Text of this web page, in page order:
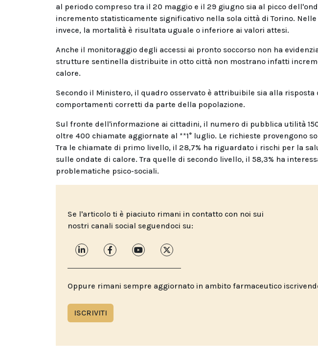
al periodo compreso tra il 20 maggio e il 29 giugno sia al picco
incremento statisticamente significativo nella sola città di Torino.
invece, la mortalità è risultata uguale o inferiore ai valori attesi.
Anche il monitoraggio degli accessi ai pronto soccorso non ha
strutture sentinella distribuite in otto città non mostrano infatti
calore.
Secondo il Ministero, il quadro osservato è attribuibile sia alla
comportamenti corretti da parte della popolazione.
Sul fronte dell'informazione ai cittadini, il numero di pubblica utilità
oltre 400 chiamate aggiornate al **1° luglio. Le richieste provengono
Tra le chiamate di primo livello, il 28,7% ha riguardato i rischi per la
sulle ondate di calore. Tra quelle di secondo livello, il 58,3% ha
problematiche psico-sociali.
Se l'articolo ti è piaciuto rimani in contatto con noi sui
nostri canali social seguendoci su:
Oppure rimani sempre aggiornato in ambito farmaceutico
ISCRIVITI